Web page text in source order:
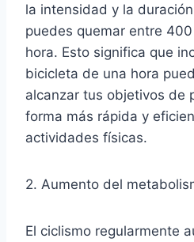
la intensidad y la
puedes quemar entre
hora. Esto significa que
bicicleta de una hora
alcanzar tus objetivos de
forma más rápida y
actividades físicas.
2. Aumento del
El ciclismo regularmente